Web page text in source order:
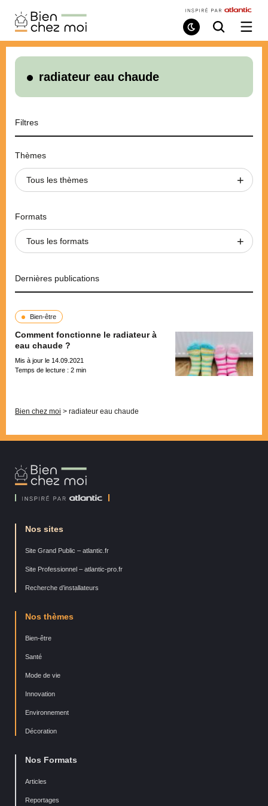
Bien
Chez
Moi
Mode
de
Recherche
/
le
radiateur eau chaude
Filtres
Thèmes
Tous les thèmes
Formats
Tous les formats
Dernières publications
Bien-être
Comment fonctionne le radiateur à
eau chaude ?
Mis à jour le 14.09.2021
Temps de lecture : 2 min
Bien chez moi > radiateur eau chaude
Bien
Chez
Nos sites
Site Grand Public – atlantic.fr
Site Professionnel – atlantic-pro.fr
Recherche d’installateurs
Nos thèmes
Bien-être
Santé
Mode de vie
Innovation
Environnement
Décoration
Nos Formats
Articles
Reportages